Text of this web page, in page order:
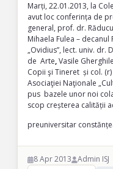
Marți, 22.01.2013, la
avut loc conferința de
general, prof. dr.
Mihaela Fulea –
„Ovidius”, lect. univ. dr.
de Arte,Vasile
Copii şi Tineret și col.
Asociaţiei Naţionale
pus bazele unor noi
scop creșterea calității
preuniversitar
8 Apr 2013
Admin ISJ